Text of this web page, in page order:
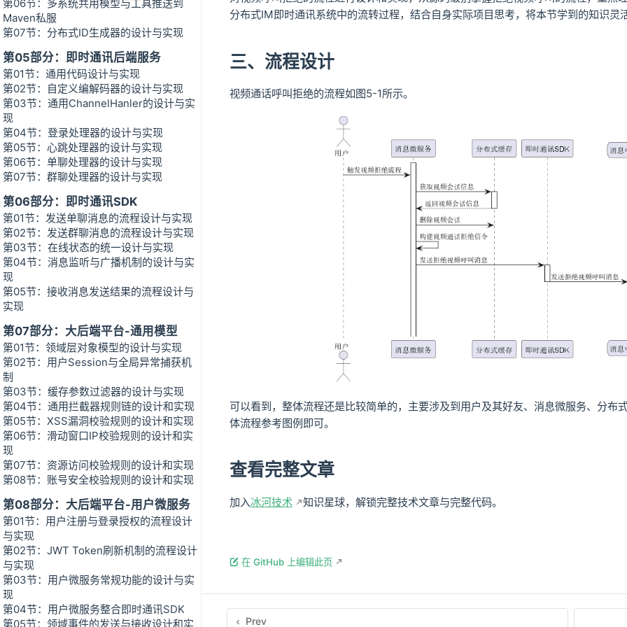
第06节：多系统共用模型与工具推送到
Maven私服
第07节：分布式ID生成器的设计与实现
第05部分：即时通讯后端服务
第01节：通用代码设计与实现
第02节：自定义编解码器的设计与实现
第03节：通用ChannelHanler的设计与实
现
第04节：登录处理器的设计与实现
第05节：心跳处理器的设计与实现
第06节：单聊处理器的设计与实现
第07节：群聊处理器的设计与实现
第06部分：即时通讯SDK
第01节：发送单聊消息的流程设计与实现
第02节：发送群聊消息的流程设计与实现
第03节：在线状态的统一设计与实现
第04节：消息监听与广播机制的设计与实
现
第05节：接收消息发送结果的流程设计与
实现
第07部分：大后端平台-通用模型
第01节：领域层对象模型的设计与实现
第02节：用户Session与全局异常捕获机
制
第03节：缓存参数过滤器的设计与实现
第04节：通用拦截器规则链的设计和实现
第05节：XSS漏洞校验规则的设计和实现
第06节：滑动窗口IP校验规则的设计和实
现
第07节：资源访问校验规则的设计和实现
第08节：账号安全校验规则的设计和实现
第08部分：大后端平台-用户微服务
第01节：用户注册与登录授权的流程设计
与实现
第02节：JWT Token刷新机制的流程设计
与实现
第03节：用户微服务常规功能的设计与实
现
第04节：用户微服务整合即时通讯SDK
第05节：领域事件的发送与接收设计和实
分布式IM即时通讯系统中的流转过程，结合自身实际项目思考，将本节学到的知识灵
三、流程设计
视频通话呼叫拒绝的流程如图5-1所示。
可以看到，整体流程还是比较简单的，主要涉及到用户及其好友、消息微服务、分
体流程参考图例即可。
查看完整文章
加入冰河技术 知识星球，解锁完整技术文章与完整代码。
在 GitHub 上编辑此页
Prev